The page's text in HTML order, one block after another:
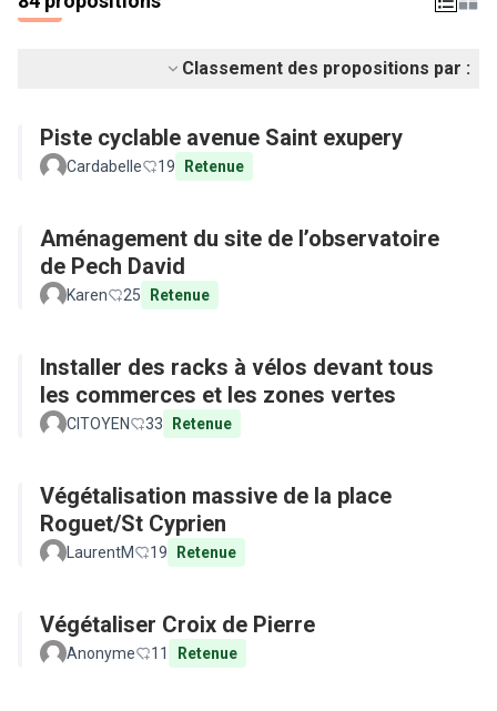
Classement des propositions par :
Piste cyclable avenue Saint exupery
Cardabelle 19 Retenue
Aménagement du site de l’observatoire
de Pech David
Karen 25 Retenue
Installer des racks à vélos devant tous
les commerces et les zones vertes
CITOYEN 33 Retenue
Végétalisation massive de la place
Roguet/St Cyprien
LaurentM 19 Retenue
Végétaliser Croix de Pierre
Anonyme 11 Retenue